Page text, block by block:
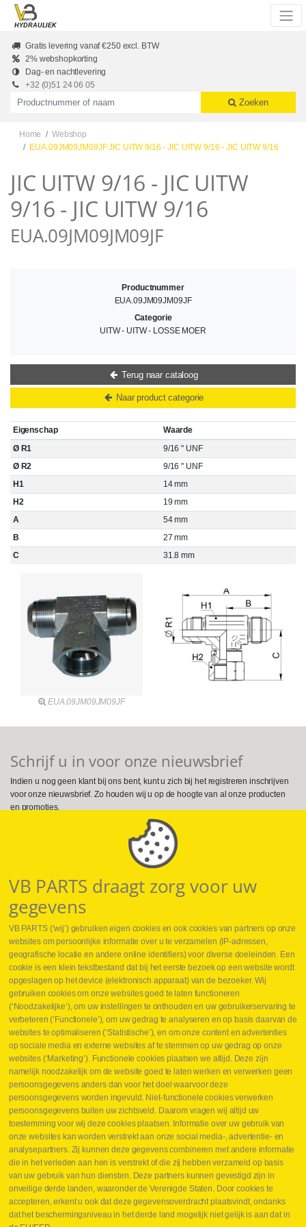
Skip to main content
HYDRAULIEK
Gratis levering vanaf €250 excl. BTW
2% webshopkorting
Dag- en nachtlevering
+32 (0)51 24 06 05
Productnummer of naam
Zoeken
Home
Webshop
EUA.09JM09JM09JF JIC UITW 9/16 - JIC UITW 9/16 - JIC UITW 9/16
JIC UITW 9/16 - JIC UITW
9/16 - JIC UITW 9/16
EUA.09JM09JM09JF
Eigenschap
Waarde
Ø R1
9/16 " UNF
Ø R2
9/16 " UNF
H1
14 mm
H2
19 mm
A
54 mm
B
27 mm
C
31.8 mm
EUA.09JM09JM09JF
Productnummer
EUA.09JM09JM09JF
Categorie
UITW - UITW - LOSSE MOER
Terug naar cataloog
Naar product categorie
Schrijf u in voor onze nieuwsbrief
Indien u nog geen klant bij ons bent, kunt u zich bij het registreren inschrijven
voor onze nieuwsbrief. Zo houden wij u op de hoogte van al onze producten
en promoties.
Volg ons op Social Media
Webshop
Nieuws
Jobs
Contact
Leveringen
Drukcontrole set
Persmaten
Herstellen cilinders
Hoe opmeten?
Hydrogroepen
Hydraulische slangen
Contact VB Parts
Abraham Hansstraat 7 ,B-8800 Roeselare
Tel. +32 (0)51 24 06 05
E-mail info@vbparts.be
⏳ Laatste maand Webtec-promotie!
VB PARTS draagt zorg voor uw
gegevens
VB PARTS (‘wij’) gebruiken eigen cookies en ook cookies van partners op onze
websites om persoonlijke informatie over u te verzamelen (IP-adressen,
geografische locatie en andere online identifiers) voor diverse doeleinden. Een
cookie is een klein tekstbestand dat bij het eerste bezoek op een website wordt
opgeslagen op het device (elektronisch apparaat) van de bezoeker. Wij
gebruiken cookies om onze websites goed te laten functioneren
(‘Noodzakelijke’), om uw instellingen te onthouden en uw gebruikerservaring te
verbeteren (‘Functionele’), om uw gedrag te analyseren en op basis daarvan de
websites te optimaliseren (‘Statistische’), en om onze content en advertenties
op sociale media en externe websites af te stemmen op uw gedrag op onze
websites (‘Marketing’). Functionele cookies plaatsen we altijd. Deze zijn
namelijk noodzakelijk om de website goed te laten werken en verwerken geen
persoonsgegevens anders dan voor het doel waarvoor deze
persoonsgegevens worden ingevuld. Niet-functionele cookies verwerken
persoonsgegevens buiten uw zichtsveld. Daarom vragen wij altijd uw
toestemming voor wij deze cookies plaatsen. Informatie over uw gebruik van
onze websites kan worden verstrekt aan onze social media-, advertentie- en
analysepartners. Zij kunnen deze gegevens combineren met andere informatie
die in het verleden aan hen is verstrekt of die zij hebben verzameld op basis
van uw gebruik van hun diensten. Deze partners kunnen gevestigd zijn in
onveilige derde landen, waaronder de Verenigde Staten. Door cookies te
accepteren, erkent u ook dat deze gegevensoverdracht plaatsvindt, ondanks
dat het beschermingsniveau in het derde land mogelijk niet gelijk is aan dat in